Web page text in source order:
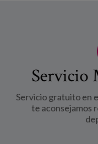
Servicio
Servicio gratuito en
te aconsejamos